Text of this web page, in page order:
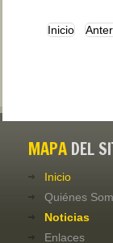
Inicio
MAPA DEL
Inicio
Quiénes
Noticias
Enlaces